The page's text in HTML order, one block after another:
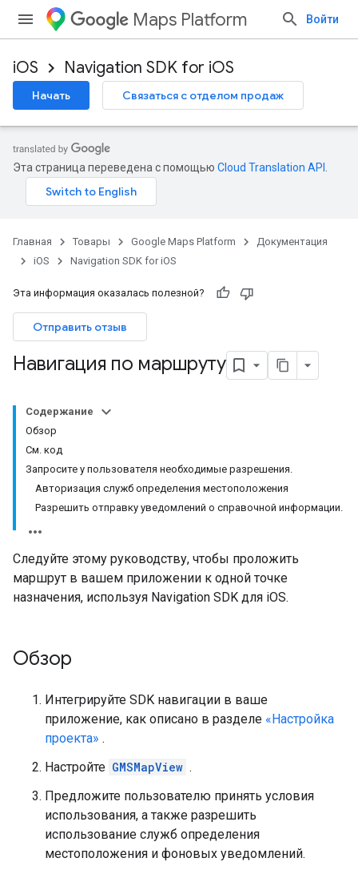
Maps Platform Войти
iOS Navigation SDK for iOS
Начать Связаться с отделом продаж
Эта страница переведена с помощью Cloud Translation API
Главная Товары Google Maps Platform
Документация
iOS
Navigation SDK for iOS
Эта информация оказалась полезной?
Отправить отзыв
Навигация по маршруту
Содержание
Обзор
См. код
Запросите у пользователя необходимые разрешения.
Авторизация служб определения местоположения
Разрешить отправку уведомлений о справочной информации.
Следуйте этому руководству, чтобы проложить
маршрут в вашем приложении к одной точке
назначения, используя Navigation SDK для iOS.
Обзор
Интегрируйте SDK навигации в ваше
приложение, как описано в разделе «Настройка
проекта» .
Настройте GMSMapView .
Предложите пользователю принять условия
использования, а также разрешить
использование служб определения
местоположения и фоновых уведомлений.